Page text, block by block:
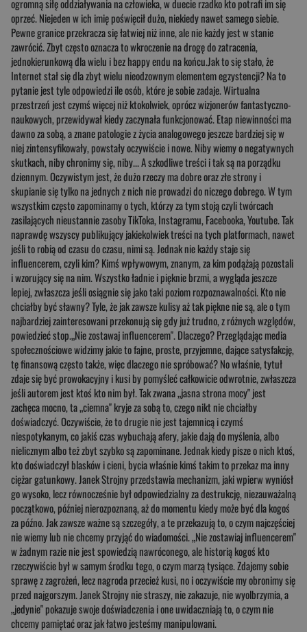
ogromną siłę oddziaływania na człowieka, w duecie rzadko kto potrafi im się
oprzeć. Niejeden w ich imię poświęcił dużo, niekiedy nawet samego siebie.
Pewne granice przekracza się łatwiej niż inne, ale nie każdy jest w stanie
zawrócić. Zbyt często oznacza to wkroczenie na drogę do zatracenia,
jednokierunkową dla wielu i bez happy endu na końcu.Jak to się stało, że
Internet stał się dla zbyt wielu nieodzownym elementem egzystencji? Na to
pytanie jest tyle odpowiedzi ile osób, które je sobie zadaje. Wirtualna
przestrzeń jest czymś więcej niż ktokolwiek, oprócz wizjonerów fantastyczno-
naukowych, przewidywał kiedy zaczynała funkcjonować. Etap niewinności ma
dawno za sobą, a znane patologie z życia analogowego jeszcze bardziej się w
niej zintensyfikowały, powstały oczywiście i nowe. Niby wiemy o negatywnych
skutkach, niby chronimy się, niby... A szkodliwe treści i tak są na porządku
dziennym. Oczywistym jest, że dużo rzeczy ma dobre oraz złe strony i
skupianie się tylko na jednych z nich nie prowadzi do niczego dobrego. W tym
wszystkim często zapominamy o tych, którzy za tym stoją czyli twórcach
zasilających nieustannie zasoby TikToka, Instagramu, Facebooka, Youtube. Tak
naprawdę wszyscy publikujący jakiekolwiek treści na tych platformach, nawet
jeśli to robią od czasu do czasu, nimi są. Jednak nie każdy staje się
influencerem, czyli kim? Kimś wpływowym, znanym, za kim podążają pozostali
i wzorujący się na nim. Wszystko ładnie i pięknie brzmi, a wygląda jeszcze
lepiej, zwłaszcza jeśli osiągnie się jako taki poziom rozpoznawalności. Kto nie
chciałby być sławny? Tyle, że jak zawsze kulisy aż tak piękne nie są, ale o tym
najbardziej zainteresowani przekonują się gdy już trudno, z różnych względów,
powiedzieć stop.„Nie zostawaj influencerem". Dlaczego? Przeglądając media
społecznościowe widzimy jakie to fajne, proste, przyjemne, dające satysfakcję,
tę finansową często także, więc dlaczego nie spróbować? No właśnie, tytuł
zdaje się być prowokacyjny i kusi by pomyśleć całkowicie odwrotnie, zwłaszcza
jeśli autorem jest ktoś kto nim był. Tak zwana „jasna strona mocy" jest
zachęca mocno, ta „ciemna" kryje za sobą to, czego nikt nie chciałby
doświadczyć. Oczywiście, że to drugie nie jest tajemnicą i czymś
niespotykanym, co jakiś czas wybuchają afery, jakie dają do myślenia, albo
nielicznym albo też zbyt szybko są zapominane. Jednak kiedy pisze o nich ktoś,
kto doświadczył blasków i cieni, bycia właśnie kimś takim to przekaz ma inny
ciężar gatunkowy. Janek Strojny przedstawia mechanizm, jaki wpierw wyniósł
go wysoko, lecz równocześnie był odpowiedzialny za destrukcję, niezauważalną
początkowo, później nierozpoznaną, aż do momentu kiedy może być dla kogoś
za późno. Jak zawsze ważne są szczegóły, a te przekazują to, o czym najczęściej
nie wiemy lub nie chcemy przyjąć do wiadomości. „Nie zostawiaj influencerem"
w żadnym razie nie jest spowiedzią nawróconego, ale historią kogoś kto
rzeczywiście był w samym środku tego, o czym marzą tysiące. Zdajemy sobie
sprawę z zagrożeń, lecz nagroda przecież kusi, no i oczywiście my obronimy się
przed najgorszym. Janek Strojny nie straszy, nie zakazuje, nie wyolbrzymia, a
„jedynie" pokazuje swoje doświadczenia i one uwidaczniają to, o czym nie
chcemy pamiętać oraz jak łatwo jesteśmy manipulowani.